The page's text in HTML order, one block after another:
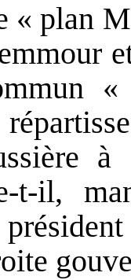
« plan
à
t-il,